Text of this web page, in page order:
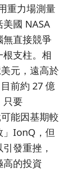
重力場測量
國 NASA
無直接競爭
支柱。相
元，遠高於
前約 27 億
只要
能因基期較
」IonQ，但
發重挫，
的投資